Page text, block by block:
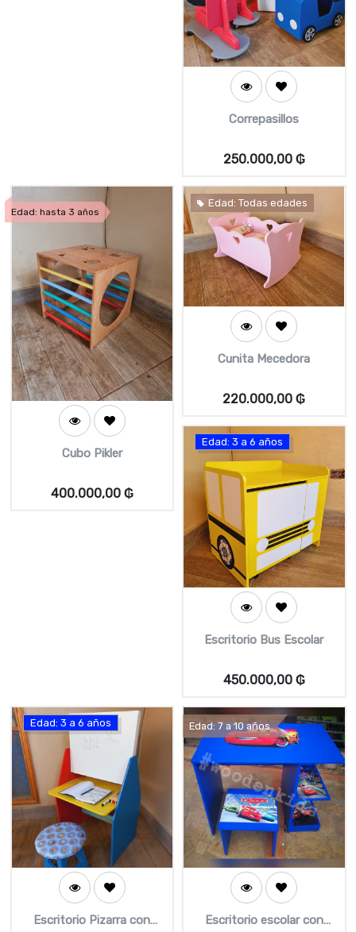
Correpasillos
250.000,00₲
Edad: hasta 3 años
Cubo Pikler
400.000,00₲
Edad: Todas edades
Cunita Mecedora
220.000,00 ₲
Edad: 3 a 6 años
Escritorio Bus Escolar
450.000,00₲
Edad: 3 a 6 años
Escritorio Pizarra con
Edad: 7 a 10 años
Escritorio escolar con